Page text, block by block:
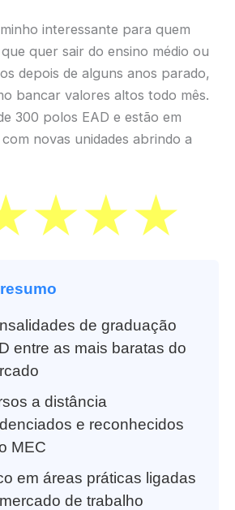
interessante para quem
quer sair do ensino médio ou
depois de alguns anos parado,
bancar valores altos todo mês.
300 polos EAD e estão em
novas unidades abrindo a
de graduação
entre as mais baratas do
a distância
e reconhecidos
MEC
em áreas práticas ligadas
de trabalho